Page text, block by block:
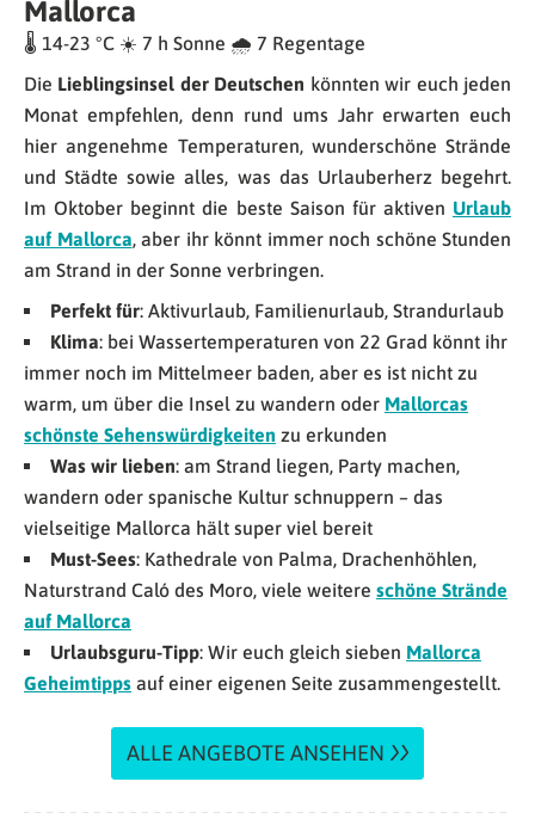
Mallorca
🌡 14-23 °C ☀️ 7 h Sonne 🌧 7 Regentage
Die Lieblingsinsel der Deutschen könnten wir euch jeden
Monat empfehlen, denn rund ums Jahr erwarten euch
hier angenehme Temperaturen, wunderschöne Strände
und Städte sowie alles, was das Urlauberherz begehrt.
Im Oktober beginnt die beste Saison für aktiven Urlaub
auf Mallorca, aber ihr könnt immer noch schöne Stunden
am Strand in der Sonne verbringen.
Perfekt für: Aktivurlaub, Familienurlaub, Strandurlaub
Klima: bei Wassertemperaturen von 22 Grad könnt ihr
immer noch im Mittelmeer baden, aber es ist nicht zu
warm, um über die Insel zu wandern oder Mallorcas
schönste Sehenswürdigkeiten zu erkunden
Was wir lieben: am Strand liegen, Party machen,
wandern oder spanische Kultur schnuppern – das
vielseitige Mallorca hält super viel bereit
Must-Sees: Kathedrale von Palma, Drachenhöhlen,
Naturstrand Caló des Moro, viele weitere schöne Strände
auf Mallorca
Urlaubsguru-Tipp: Wir euch gleich sieben Mallorca
Geheimtipps auf einer eigenen Seite zusammengestellt.
ALLE ANGEBOTE ANSEHEN